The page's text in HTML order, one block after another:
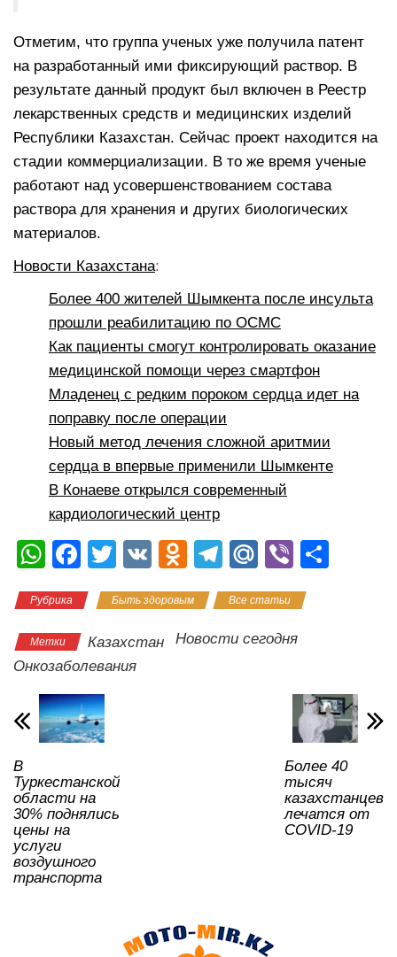
Отметим, что группа ученых уже получила патент
на разработанный ими фиксирующий раствор. В
результате данный продукт был включен в Реестр
лекарственных средств и медицинских изделий
Республики Казахстан. Сейчас проект находится на
стадии коммерциализации. В то же время ученые
работают над усовершенствованием состава
раствора для хранения и других биологических
материалов.
Новости Казахстана:
Более 400 жителей Шымкента после инсульта
прошли реабилитацию по ОСМС
Как пациенты смогут контролировать оказание
медицинской помощи через смартфон
Младенец с редким пороком сердца идет на
поправку после операции
Новый метод лечения сложной аритмии
сердца в впервые применили Шымкенте
В Конаеве открылся современный
кардиологический центр
W
at
s
A
p
p
F
c
e
b
o
o
k
T
tt
er
V
O
n
o
T
e
gr
M
.R
u
Vi
er
и
ть
Рубрика Быть здоровым Все статьи
Метки Казахстан
Новости сегодня
Онкозаболевания
В
Туркестанской
области на
30% поднялись
цены на
услуги
воздушного
транспорта
Более 40
тысяч
казахстанцев
лечатся от
COVID-19